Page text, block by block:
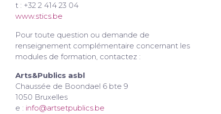
t : +32 2 414 23 04
www.stics.be
Pour toute question ou demande de
renseignement complémentaire concernant les
modules de formation, contactez :
Arts&Publics asbl
Chaussée de Boondael 6 bte 9
1050 Bruxelles
e : info@artsetpublics.be